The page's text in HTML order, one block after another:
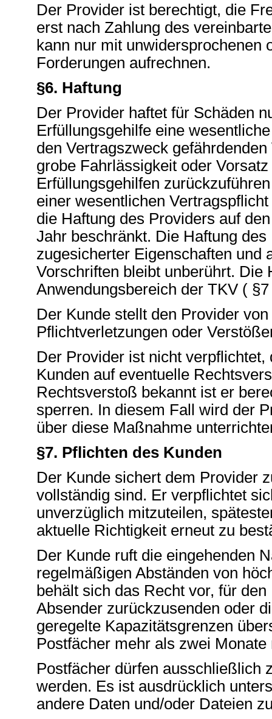
Der Provider ist berechtigt, die
erst nach Zahlung des
kann nur mit unwidersprochenen
Forderungen aufrechnen.
§6. Haftung
Der Provider haftet für Schäden
Erfüllungsgehilfe eine
den Vertragszweck
grobe Fahrlässigkeit oder
Erfüllungsgehilfen
einer wesentlichen
die Haftung des Providers auf
Jahr beschränkt. Die Haftung
zugesicherter Eigenschaften und
Vorschriften bleibt unberührt. Die
Anwendungsbereich der TKV (
Der Kunde stellt den Provider
Pflichtverletzungen oder
Der Provider ist nicht
Kunden auf eventuelle
Rechtsverstoß bekannt ist er
sperren. In diesem Fall wird der
über diese Maßnahme
§7. Pflichten des Kunden
Der Kunde sichert dem Provider
vollständig sind. Er verpflichtet
unverzüglich mitzuteilen,
aktuelle Richtigkeit erneut zu
Der Kunde ruft die eingehenden
regelmäßigen Abständen von
behält sich das Recht vor, für
Absender zurückzusenden oder
geregelte Kapazitätsgrenzen
Postfächer mehr als zwei Monate
Postfächer dürfen ausschließlich
werden. Es ist ausdrücklich
andere Daten und/oder Dateien